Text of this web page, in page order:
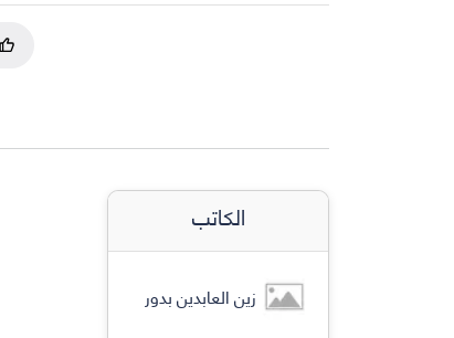
الكاتب
زين العابدين بدور